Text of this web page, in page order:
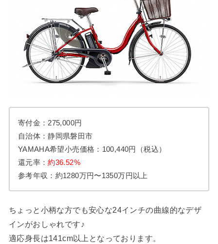
寄付金：275,000円
自治体：静岡県磐田市
YAMAHA希望小売価格：100,440円（税込）
還元率：約36.52%
参考年収：約1280万円〜1350万円以上
ちょっと小柄な方でも安心な24インチの曲線的なデザ
インがおしゃれです♪
適応身長は141cm以上となっております。